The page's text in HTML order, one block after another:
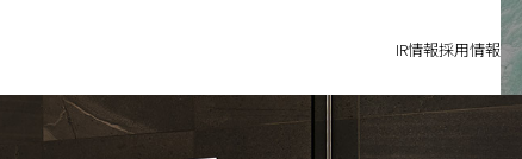
IR情報採用情報